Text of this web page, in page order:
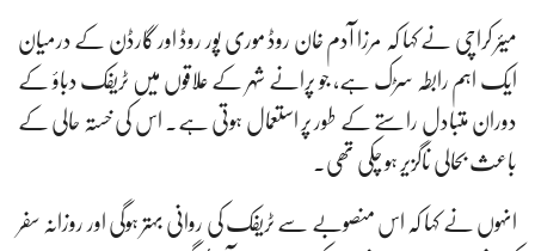
میئر کراچی نے کہا کہ مرزا آدم خان روڈ موری پور روڈ اور گارڈن کے درمیان
ایک اہم رابطہ سڑک ہے، جو پرانے شہر کے علاقوں میں ٹریفک دباؤ کے
دوران متبادل راستے کے طور پر استعمال ہوتی ہے۔ اس کی خستہ حالی کے
باعث بحالی ناگزیر ہو چکی تھی۔
انہوں نے کہا کہ اس منصوبے سے ٹریفک کی روانی بہتر ہوگی اور روزانہ سفر